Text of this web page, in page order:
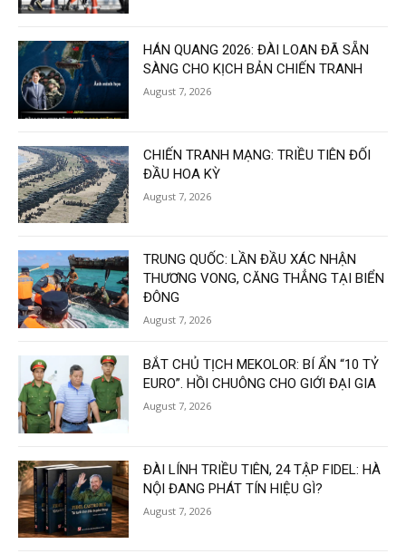
HÁN QUANG 2026: ĐÀI LOAN ĐÃ SẴN
SÀNG CHO KỊCH BẢN CHIẾN TRANH
August 7, 2026
CHIẾN TRANH MẠNG: TRIỀU TIÊN ĐỐI
ĐẦU HOA KỲ
August 7, 2026
TRUNG QUỐC: LẦN ĐẦU XÁC NHẬN
THƯƠNG VONG, CĂNG THẲNG TẠI BIỂN
ĐÔNG
August 7, 2026
BẮT CHỦ TỊCH MEKOLOR: BÍ ẨN “10 TỶ
EURO”. HỒI CHUÔNG CHO GIỚI ĐẠI GIA
August 7, 2026
ĐÀI LÍNH TRIỀU TIÊN, 24 TẬP FIDEL: HÀ
NỘI ĐANG PHÁT TÍN HIỆU GÌ?
August 7, 2026